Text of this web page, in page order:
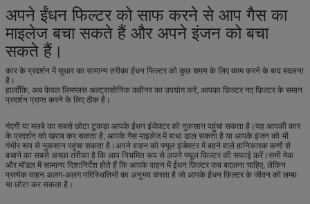
अपने ईंधन फिल्टर को साफ करने से आप गैस का
माइलेज बचा सकते हैं और अपने इंजन को बचा
सकते हैं।
कार के प्रदर्शन में सुधार का सामान्य तरीका ईंधन फिल्टर को कुछ समय के लिए काम करने के बाद बदलना
है।
हालाँकि, अब केवल लिमप्लस अल्ट्रासोनिक क्लीनर का उपयोग करें, आपका फ़िल्टर नए फ़िल्टर के समान
प्रदर्शन प्राप्त करने के लिए ठीक है।
गंदगी या मलबे का सबसे छोटा टुकड़ा आपके ईंधन इंजेक्टर को नुकसान पहुंचा सकता है।यह आपकी कार
के प्रदर्शन को खराब कर सकता है, आपके गैस माइलेज में बाधा डाल सकता है या आपके इंजन को भी
गंभीर रूप से नुकसान पहुंचा सकता है।अपने वाहन को फ्यूल इंजेक्टर में बहने वाले हानिकारक कणों से
बचाने का सबसे अच्छा तरीका है कि आप नियमित रूप से अपने फ्यूल फिल्टर की सफाई करें।सभी मेक
और मॉडल में सामान्य दिशानिर्देश होते हैं कि आपके वाहन में ईंधन फ़िल्टर कब बदलना चाहिए, लेकिन
प्रत्येक वाहन अलग-अलग परिस्थितियों का अनुभव करता है जो आपके ईंधन फ़िल्टर के जीवन को लम्बा
या छोटा कर सकता है।